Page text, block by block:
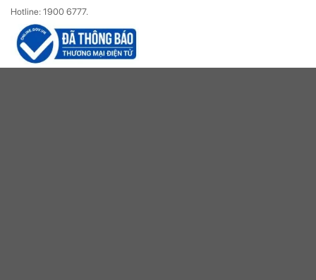
Hotline: 1900 6777.